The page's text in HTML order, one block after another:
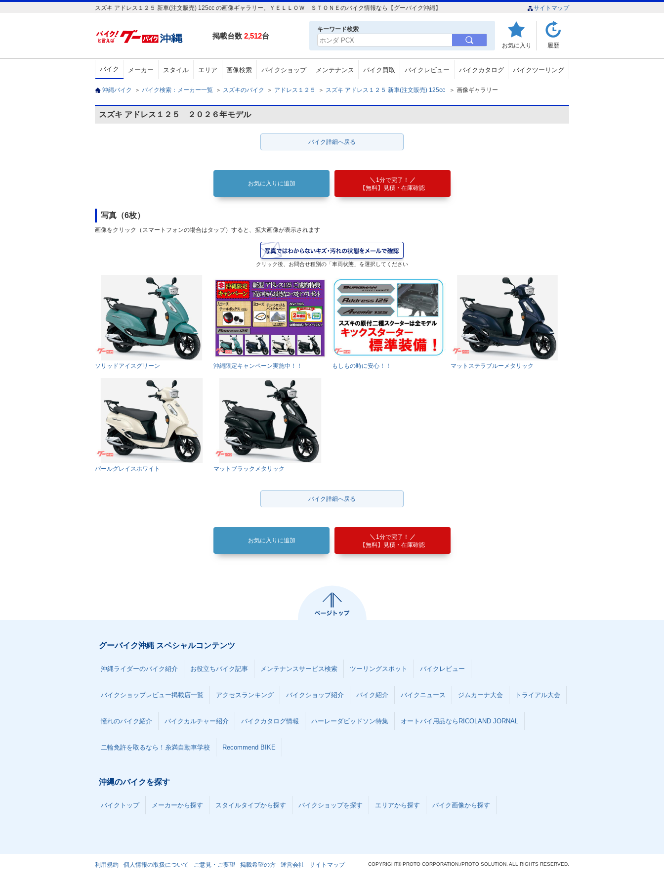
スズキ アドレス１２５ 新車(注文販売) 125cc の画像ギャラリー。ＹＥＬＬＯＷ ＳＴＯＮＥのバイク情報なら【グーバイク沖縄】 サイトマップ
掲載台数 2,512台
キーワード検索
お気に入り 履歴
バイク メーカー スタイル エリア 画像検索 バイクショップ メンテナンス バイク買取 バイクレビュー バイクカタログ バイクツーリング
沖縄バイク ＞ バイク検索：メーカー一覧 ＞ スズキのバイク ＞ アドレス１２５ ＞ スズキ アドレス１２５ 新車(注文販売) 125cc ＞ 画像ギャラリー
スズキ アドレス１２５ ２０２６年モデル
バイク詳細へ戻る
お気に入りに追加
1分で完了！
【無料】見積・在庫確認
写真（6枚）
画像をクリック（スマートフォンの場合はタップ）すると、拡大画像が表示されます
クリック後、お問合せ種別の「車両状態」を選択してください
ソリッドアイスグリーン 沖縄限定キャンペーン実施中！！ もしもの時に安心！！ マットステラブルーメタリック
パールグレイスホワイト マットブラックメタリック
バイク詳細へ戻る
お気に入りに追加
1分で完了！
【無料】見積・在庫確認
グーバイク沖縄 スペシャルコンテンツ
沖縄ライダーのバイク紹介 お役立ちバイク記事 メンテナンスサービス検索 ツーリングスポット バイクレビュー
バイクショップレビュー掲載店一覧 アクセスランキング バイクショップ紹介 バイク紹介 バイクニュース ジムカーナ大会 トライアル大会
憧れのバイク紹介 バイクカルチャー紹介 バイクカタログ情報 ハーレーダビッドソン特集 オートバイ用品ならRICOLAND JORNAL
二輪免許を取るなら！糸満自動車学校 Recommend BIKE
沖縄のバイクを探す
バイクトップ メーカーから探す スタイルタイプから探す バイクショップを探す エリアから探す バイク画像から探す
利用規約 個人情報の取扱について ご意見・ご要望 掲載希望の方 運営会社 サイトマップ COPYRIGHT© PROTO CORPORATION./PROTO SOLUTION. ALL RIGHTS RESERVED.